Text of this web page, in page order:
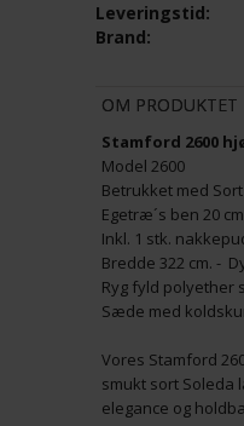
369,00
295,20 DKK
Leveringstid:
Brand:
OM PRODUKTET
Stamford 2600
Model 2600
Betrukket med
Egetræ´s ben 20
Inkl. 1 stk.
Bredde 322 cm. -
Ryg fyld polyether
Sæde med
Vores Stamford
smukt sort
elegance og